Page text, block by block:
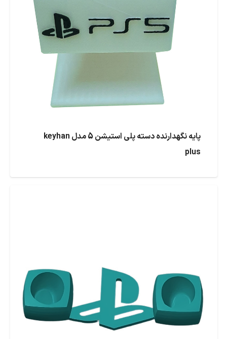
پایه نگهدارنده دسته پلی استیشن 5 مدل keyhan
plus